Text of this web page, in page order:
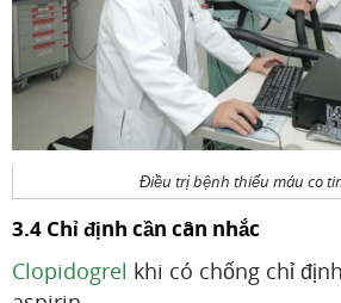
Điều trị bệnh thiếu máu co
3.4 Chỉ định cần cân nhắc
Clopidogrel khi có chống chỉ